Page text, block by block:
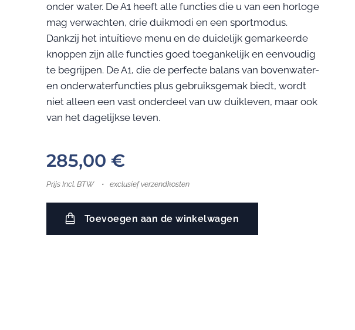
onder water. De A1 heeft alle functies die u van een horloge
mag verwachten, drie duikmodi en een sportmodus.
Dankzij het intuïtieve menu en de duidelijk gemarkeerde
knoppen zijn alle functies goed toegankelijk en eenvoudig
te begrijpen. De A1, die de perfecte balans van bovenwater-
en onderwaterfuncties plus gebruiksgemak biedt, wordt
niet alleen een vast onderdeel van uw duikleven, maar ook
van het dagelijkse leven.
285,00 €
Prijs Incl. BTW exclusief verzendkosten
Toevoegen aan de winkelwagen